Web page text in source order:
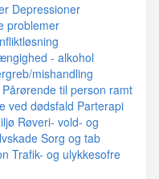
Depressioner
problemer
- alkohol
mishandling
Pårørende til person ramt
ved dødsfald Parterapi
Røveri- vold- og
Sorg og tab
Trafik- og ulykkesofre